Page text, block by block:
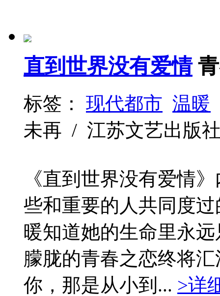
直到世界没有爱情
标签： 现代都市 温暖
未再 / 江苏文艺出版
《直到世界没有爱情
些和重要的人共同度
暖知道她的生命里永
朦胧的青春之恋终将
你，那是从小到... >详